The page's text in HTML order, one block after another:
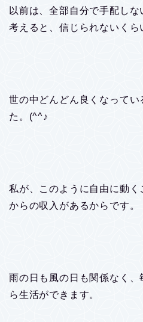
以前は、全部自分で手配し
考えると、信じられないくら
世の中どんどん良くなってい
た。(^^♪
私が、このように自由に動
からの収入があるからです。
雨の日も風の日も関係なく
ら生活ができます。